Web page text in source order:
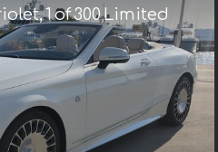
1 of 300 Limited